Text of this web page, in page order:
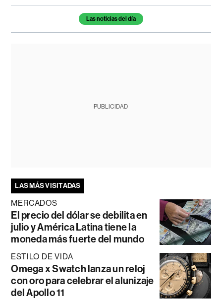
Temas de este artículoLas noticias del día
PUBLICIDAD
LAS MÁS VISITADAS
MERCADOS
El precio del dólar se debilita en
julio y América Latina tiene la
moneda más fuerte del mundo
ESTILO DE VIDA
Omega x Swatch lanza un reloj
con oro para celebrar el alunizaje
del Apollo 11